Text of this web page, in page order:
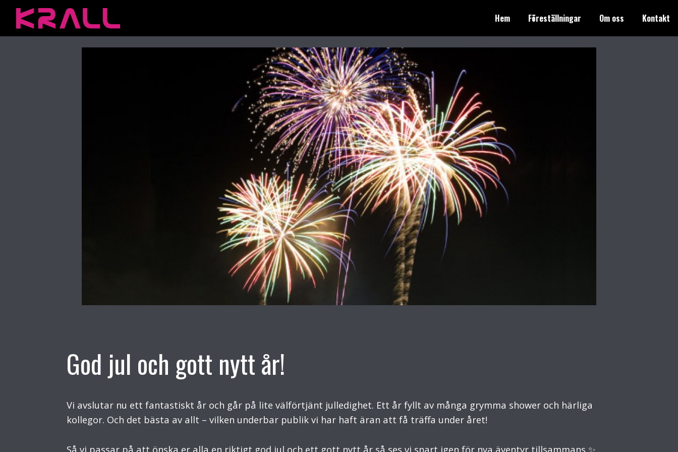
Hem Föreställningar Om oss Kontakt
God jul och gott nytt år!
Vi avslutar nu ett fantastiskt år och går på lite välförtjänt julledighet. Ett år fyllt av många grymma shower och härliga
kollegor. Och det bästa av allt – vilken underbar publik vi har haft äran att få träffa under året!
Så vi passar på att önska er alla en riktigt god jul och ett gott nytt år så ses vi snart igen för nya äventyr tillsammans ✨